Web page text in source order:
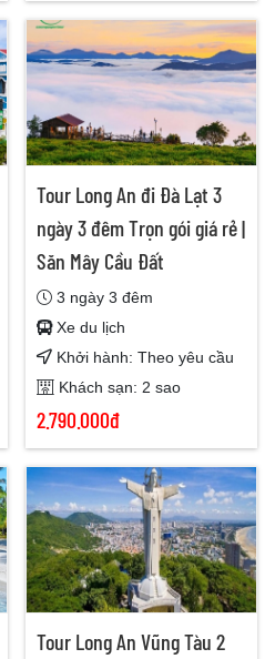
Tour Long An đi Đà Lạt 3
ngày 3 đêm Trọn gói giá rẻ |
Săn Mây Cầu Đất
3 ngày 3 đêm
Xe du lịch
Khởi hành: Theo yêu cầu
Khách sạn: 2 sao
2.790.000đ
Tour Long An Vũng Tàu 2